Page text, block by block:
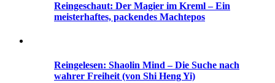
Reingeschaut: Der Magier im Kreml – Ein
meisterhaftes, packendes Machtepos
Reingelesen: Shaolin Mind – Die Suche nach
wahrer Freiheit (von Shi Heng Yi)